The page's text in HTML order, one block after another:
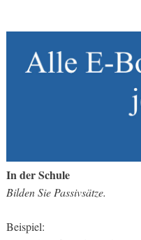
In der Schule
Bilden Sie Passivsätze.
Beispiel: